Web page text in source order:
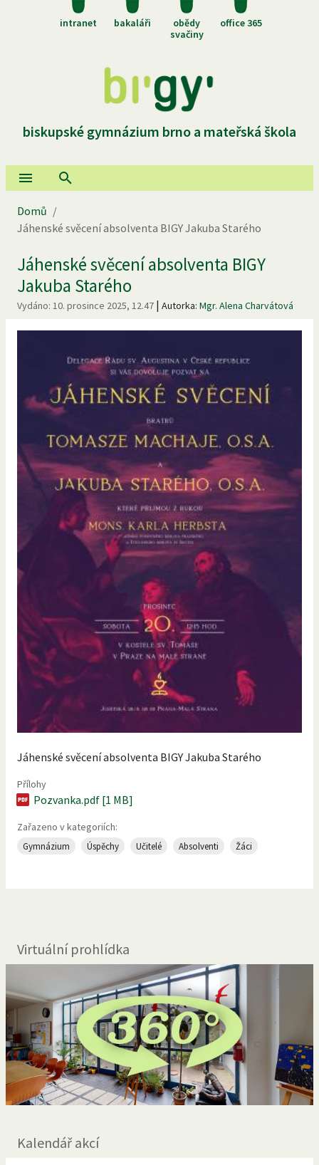
intranet bakaláři
obědy
svačiny
office 365
biskupské gymnázium brno a mateřská škola
Domů /
Jáhenské svěcení absolventa BIGY Jakuba Starého
Jáhenské svěcení absolventa BIGY
Jakuba Starého
Vydáno: 10. prosince 2025, 12.47 | Autorka: Mgr. Alena Charvátová
Jáhenské svěcení absolventa BIGY Jakuba Starého
Přílohy
Pozvanka.pdf [1 MB]
Zařazeno v kategoriích:
Gymnázium Úspěchy Učitelé Absolventi Žáci
Virtuální prohlídka
Kalendář akcí